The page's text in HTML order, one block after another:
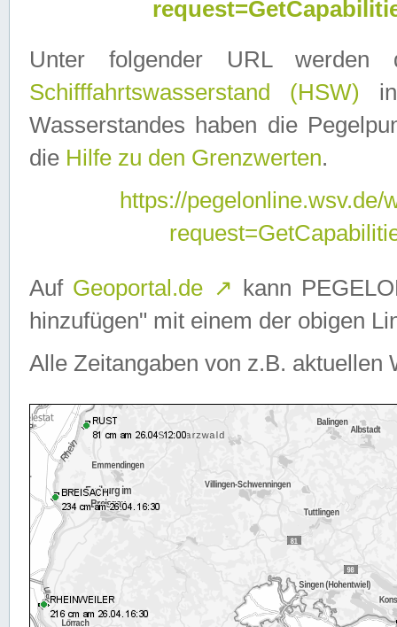
Unter folgender URL
Schifffahrtswasserstand (HSW)
Wasserstandes haben die
die Hilfe zu den Grenzwerten.
https://
Auf Geoportal.de ↗ kann
hinzufügen" mit einem der obigen
Alle Zeitangaben von z.B. aktuellen